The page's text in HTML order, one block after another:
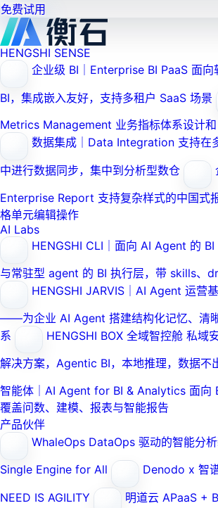
免费试用
HENGSHI SENSE
企业级 BI｜Enterprise BI PaaS 面向
BI，集成嵌入友好，支持多租户 SaaS 场景
Metrics Management 业务指标体系设计
数据集成｜Data Integration 支持在
中进行数据同步，集中到分析型数仓
Enterprise Report 支持复杂样式的中国式
格单元编辑操作
AI Labs
HENGSHI CLI｜面向 AI Agent 的 BI
与常驻型 agent 的 BI 执行层，带 skills、
HENGSHI JARVIS｜AI Agent 运营
——为企业 AI Agent 搭建结构化记忆、清
系
HENGSHI BOX 全域智控舱 私域
解决方案，Agentic BI，本地推理，数据不
智能体｜AI Agent for BI & Analytics 面向
覆盖问数、建模、报表与智能报告
产品伙伴
WhaleOps DataOps 驱动的智能分
Single Engine for All
Denodo x 智
NEED IS AGILITY
明道云 APaaS +